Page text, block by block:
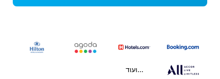
...ועוד